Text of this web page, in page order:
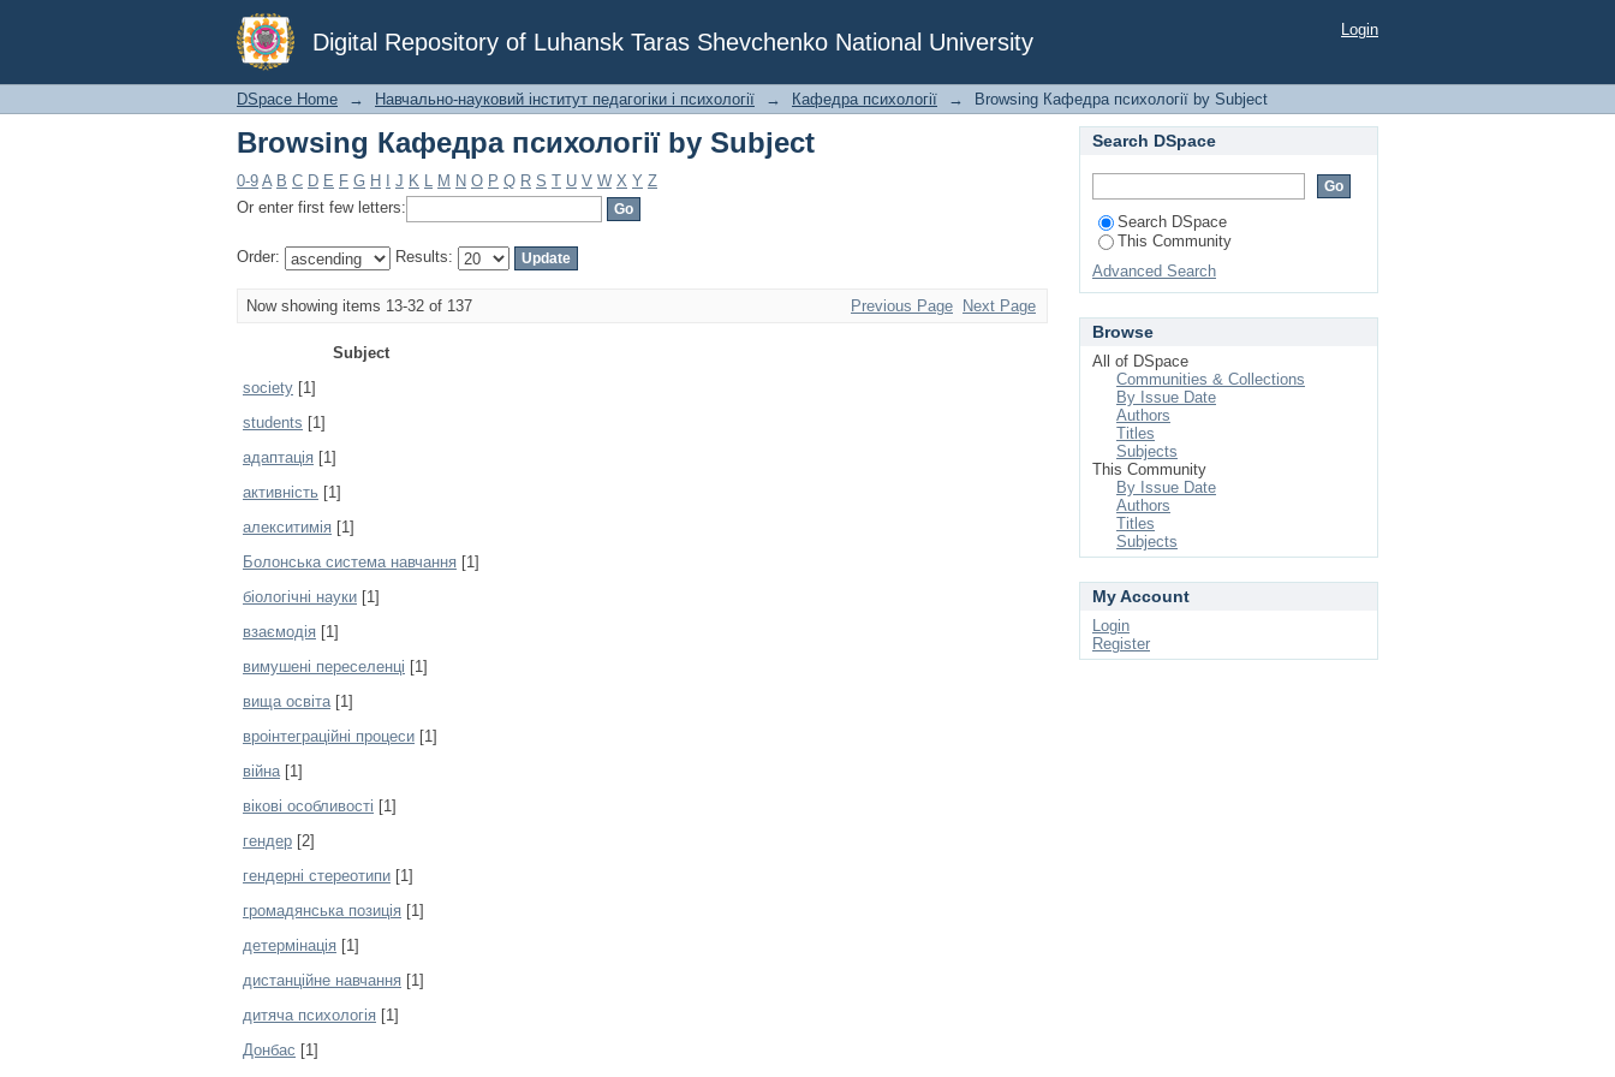
Digital Repository of Luhansk Taras Shevchenko National University
Browsing Кафедра психології by Subject Login
DSpace Home → Навчально-науковий інститут педагогіки і психології → Кафедра психології → Browsing Кафедра психології by Subject
Browsing Кафедра психології by Subject
0-9 A B C D E F G H J K L M N O P Q R S T U V W X Y Z
Or enter first few letters:
Order: Results:
Now showing items 13-32 of 137 Previous Page Next Page
Subject
society [1]
students [1]
адаптація [1]
активність [1]
алекситимія [1]
Болонська система навчання [1]
біологічні науки [1]
взаємодія [1]
вимушені переселенці [1]
вища освіта[1]
вроінтеграційні процеси [1]
війна[1]
вікові особливості [1]
гендер [2]
гендерні стереотипи [1]
громадянська позиція [1]
детермінація [1]
дистанційне навчання [1]
дитяча психологія [1]
Донбас [1]
Search DSpace
Search DSpace
This Community
Advanced Search
Browse
All of DSpace
Communities & Collections
By Issue Date
Authors
Titles
Subjects
This Community
By Issue Date
Authors
Titles
Subjects
My Account
Login
Register